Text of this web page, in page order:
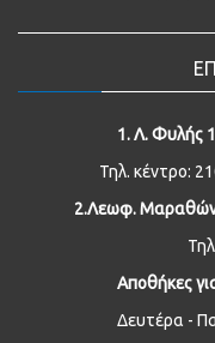
1. Λ. Φυλής
Τηλ. κέντρο:
2.Λεωφ.
Αποθήκες
Δευτέρα -